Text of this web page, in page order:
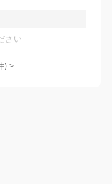
さい
) >